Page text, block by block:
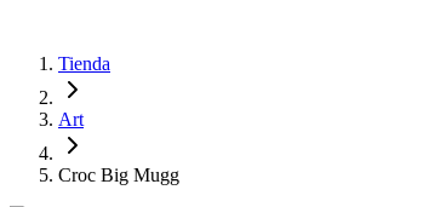
Tienda
Art
Croc Big Mugg